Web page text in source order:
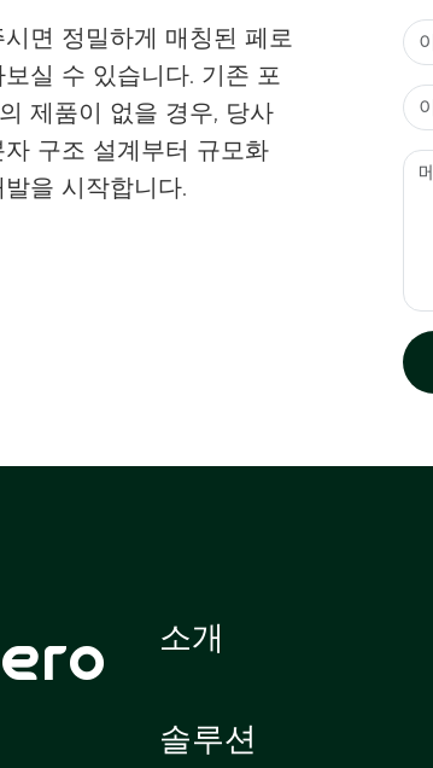
면 정밀하게 매칭된 페로
실 수 있습니다. 기존 포
제품이 없을 경우, 당사
구조 설계부터 규모화
을 시작합니다.
소개
솔루션